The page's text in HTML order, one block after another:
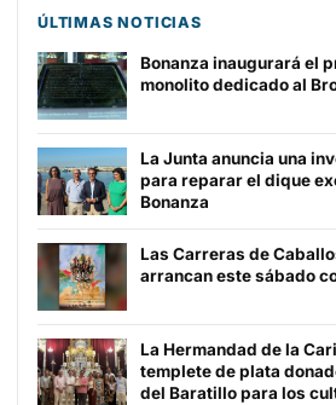
ÚLTIMAS NOTICIAS
Bonanza inaugurará el
monolito dedicado al
La Junta anuncia una
para reparar el dique
Bonanza
Las Carreras de
arrancan este sábado
La Hermandad de la
templete de plata
del Baratillo para los